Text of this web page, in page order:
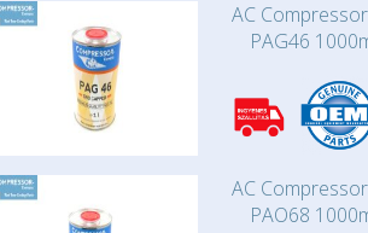
AC
PAG46
AC
PAO68